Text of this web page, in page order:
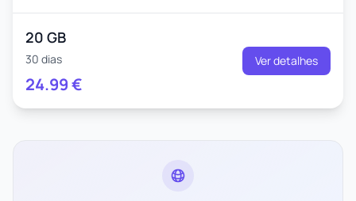
20 GB
30 dias
24.99€
Ver detalhes